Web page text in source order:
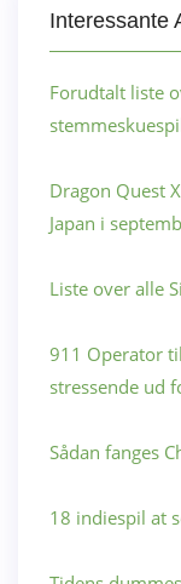
Interessante
Forudtalt liste
Dragon Quest
Japan i
Liste over alle
911 Operator
stressende ud
Sådan fanges
18 indiespil at